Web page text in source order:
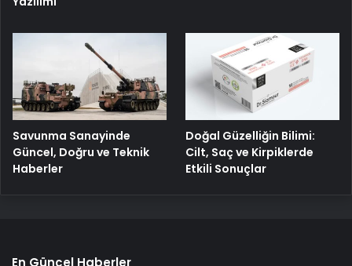
Savunma Sanayinde
Güncel, Doğru ve Teknik
Haberler
Doğal Güzelliğin Bilimi:
Cilt, Saç ve Kirpiklerde
Etkili Sonuçlar
En Güncel Haberler